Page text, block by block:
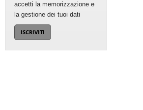
accetti la memorizzazione e
la gestione dei tuoi dati